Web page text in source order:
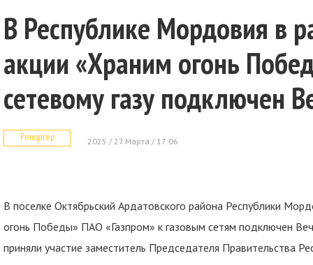
В Республике Мордовия в
акции «Храним огонь
сетевому газу подключен
Репортер 2025 / 27 Марта / 17:06
В поселке Октябрьский Ардатовского района Республики
огонь Победы» ПАО «Газпром» к газовым сетям подключен
приняли участие заместитель Председателя Правительства